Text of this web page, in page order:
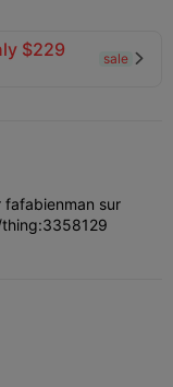
$229
sale 
fafabienman sur